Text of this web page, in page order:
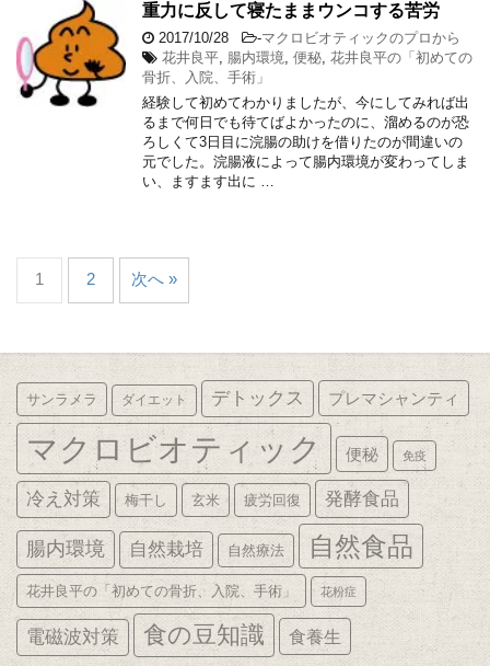
重力に反して寝たままウンコする苦労
2017/10/28 -マクロビオティックのプロから
花井良平, 腸内環境, 便秘, 花井良平の「初めての
骨折、入院、手術」
経験して初めてわかりましたが、今にしてみれば出
るまで何日でも待てばよかったのに、溜めるのが恐
ろしくて3日目に浣腸の助けを借りたのが間違いの
元でした。浣腸液によって腸内環境が変わってしま
い、ますます出に …
1 2 次へ »
サンラメラ ダイエット デトックス プレマシャンティ
マクロビオティック 便秘 免疫
冷え対策 梅干し 玄米 疲労回復 発酵食品
腸内環境 自然栽培 自然療法 自然食品
花井良平の「初めての骨折、入院、手術」 花粉症
電磁波対策 食の豆知識 食養生